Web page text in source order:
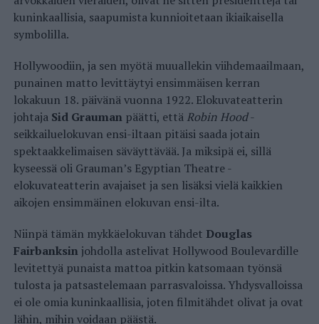
kuninkaallisia, saapumista kunnioitetaan ikiaikaisella
symbolilla.
Hollywoodiin, ja sen myötä muuallekin viihdemaailmaan,
punainen matto levittäytyi ensimmäisen kerran
lokakuun 18. päivänä vuonna 1922. Elokuvateatterin
johtaja Sid Graumanpäätti, että Robin Hood-
seikkailuelokuvan ensi-iltaan pitäisi saada jotain
spektaakkelimaisen säväyttävää. Ja miksipä ei, sillä
kyseessä oli Grauman’s Egyptian Theatre -
elokuvateatterin avajaiset ja sen lisäksi vielä kaikkien
aikojen ensimmäinen elokuvan ensi-ilta.
Niinpä tämän mykkäelokuvan tähdet Douglas
Fairbanksinjohdolla astelivat Hollywood Boulevardille
levitettyä punaista mattoa pitkin katsomaan työnsä
tulosta ja patsastelemaan parrasvaloissa. Yhdysvalloissa
ei ole omia kuninkaallisia, joten filmitähdet olivat ja ovat
lähin, mihin voidaan päästä.